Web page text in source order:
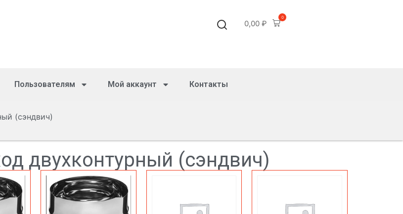
0,00 ₽
0
Пользователям Мой аккаунт Контакты
(сэндвич)
двухконтурный (сэндвич)